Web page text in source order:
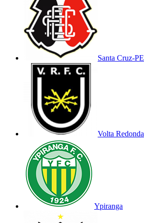
Santa Cruz-PE
Volta Redonda
Ypiranga